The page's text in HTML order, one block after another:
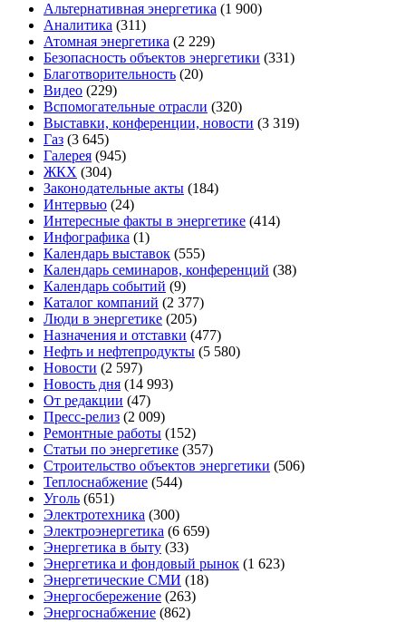
Альтернативная энергетика (1 900)
Аналитика (311)
Атомная энергетика (2 229)
Безопасность объектов энергетики (331)
Благотворительность (20)
Видео (229)
Вспомогательные отрасли (320)
Выставки, конференции, новости (3 319)
Газ (3 645)
Галерея (945)
ЖКХ (304)
Законодательные акты (184)
Интервью (24)
Интересные факты в энергетике (414)
Инфографика (1)
Календарь выставок (555)
Календарь семинаров, конференций (38)
Календарь событий (9)
Каталог компаний (2 377)
Люди в энергетике (205)
Назначения и отставки (477)
Нефть и нефтепродукты (5 580)
Новости (2 597)
Новость дня (14 993)
От редакции (47)
Пресс-релиз (2 009)
Ремонтные работы (152)
Статьи по энергетике (357)
Строительство объектов энергетики (506)
Теплоснабжение (544)
Уголь (651)
Электротехника (300)
Электроэнергетика (6 659)
Энергетика в быту (33)
Энергетика и фондовый рынок (1 623)
Энергетические СМИ (18)
Энергосбережение (263)
Энергоснабжение (862)